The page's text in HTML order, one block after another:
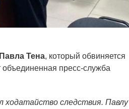
Павла Тена, который обвиняется
пресс-служба
ходатайство следствия. Павлу